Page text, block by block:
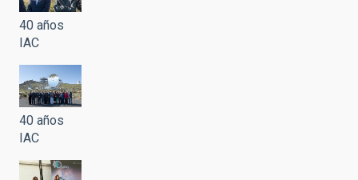
40 años
IAC
40 años
IAC